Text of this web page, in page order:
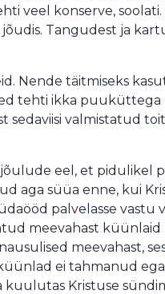
veel konserve, soolati.
Tangudest ja
Nende täitmiseks
tehti ikka puuküttega
sedaviisi valmistatud
eel, et pidulikel
aga süüa enne, kui
palvelasse vastu
meevahast küünlaid
meevahast,
ei tahmanud
Kristuse